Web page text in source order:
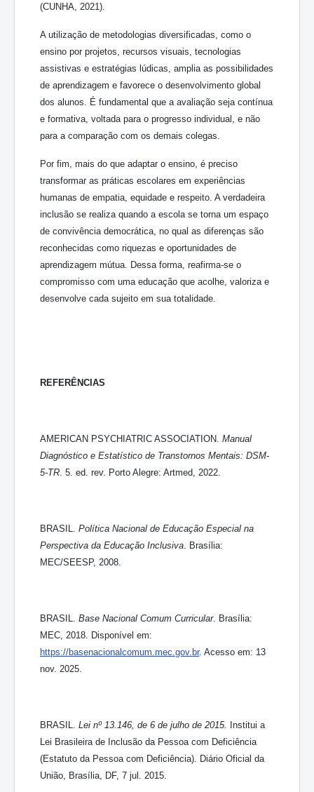
(CUNHA, 2021).
A utilização de metodologias diversificadas, como o
ensino por projetos, recursos visuais, tecnologias
assistivas e estratégias lúdicas, amplia as possibilidades
de aprendizagem e favorece o desenvolvimento global
dos alunos. É fundamental que a avaliação seja contínua
e formativa, voltada para o progresso individual, e não
para a comparação com os demais colegas.
Por fim, mais do que adaptar o ensino, é preciso
transformar as práticas escolares em experiências
humanas de empatia, equidade e respeito. A verdadeira
inclusão se realiza quando a escola se torna um espaço
de convivência democrática, no qual as diferenças são
reconhecidas como riquezas e oportunidades de
aprendizagem mútua. Dessa forma, reafirma-se o
compromisso com uma educação que acolhe, valoriza e
desenvolve cada sujeito em sua totalidade.
REFERÊNCIAS
AMERICAN PSYCHIATRIC ASSOCIATION. Manual
Diagnóstico e Estatístico de Transtornos Mentais: DSM-
5-TR . 5. ed. rev. Porto Alegre: Artmed, 2022.
BRASIL. Política Nacional de Educação Especial na
Perspectiva da Educação Inclusiva . Brasília:
MEC/SEESP, 2008.
BRASIL. Base Nacional Comum Curricular. Brasília:
MEC, 2018. Disponível em:
https://basenacionalcomum.mec.gov.br. Acesso em: 13
nov. 2025.
BRASIL. Lei nº 13.146, de 6 de julho de 2015. Institui a
Lei Brasileira de Inclusão da Pessoa com Deficiência
(Estatuto da Pessoa com Deficiência). Diário Oficial da
União, Brasília, DF, 7 jul. 2015.